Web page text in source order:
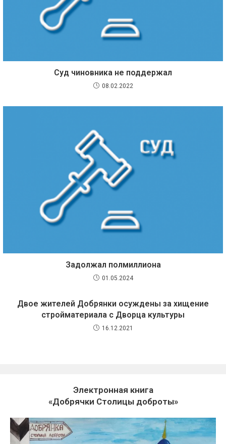
Суд чиновника не поддержал
08.02.2022
Задолжал полмиллиона
01.05.2024
Двое жителей Добрянки осуждены за хищение
стройматериала с Дворца культуры
16.12.2021
Электронная книга
«Добрячки Столицы доброты»